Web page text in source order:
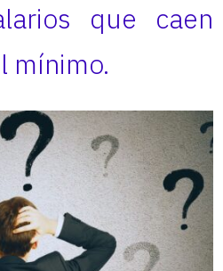
que caen
mínimo.